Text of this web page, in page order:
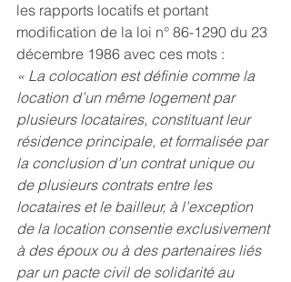
les rapports locatifs et portant
modification de la loi n° 86-1290 du 23
décembre 1986 avec ces mots :
« La colocation est définie comme la
location d’un même logement par
plusieurs locataires, constituant leur
résidence principale, et formalisée par
la conclusion d’un contrat unique ou
de plusieurs contrats entre les
locataires et le bailleur, à l’exception
de la location consentie exclusivement
à des époux ou à des partenaires liés
par un pacte civil de solidarité au